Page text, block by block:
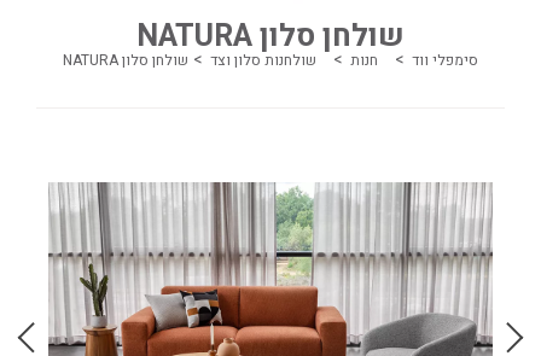
שולחן סלון NATURA
סימפלי ווד חנות שולחנות סלון וצד שולחן סלון NATURA